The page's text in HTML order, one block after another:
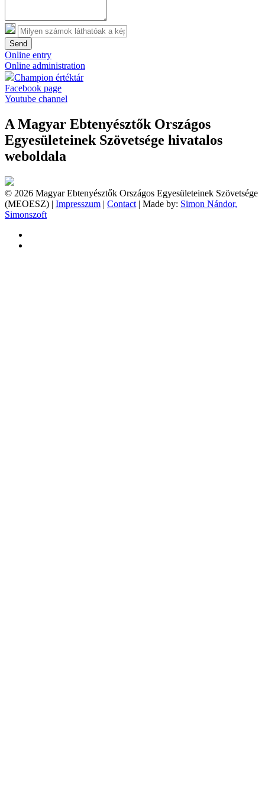
Send
Online entry
Online administration
Champion értéktár
Facebook page
Youtube channel
A Magyar Ebtenyésztők Országos
Egyesületeinek Szövetsége hivatalos
weboldala
© 2026 Magyar Ebtenyésztők Országos Egyesületeinek Szövetsége
(MEOESZ) | Impresszum | Contact | Made by: Simon Nándor,
Simonszoft